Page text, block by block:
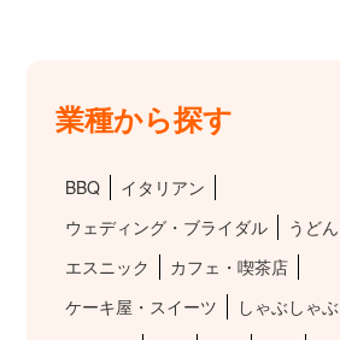
業種から探す
BBQ
イタリアン
ウェディング・ブライダル
うどん
エスニック
カフェ・喫茶店
ケーキ屋・スイーツ
しゃぶしゃぶ